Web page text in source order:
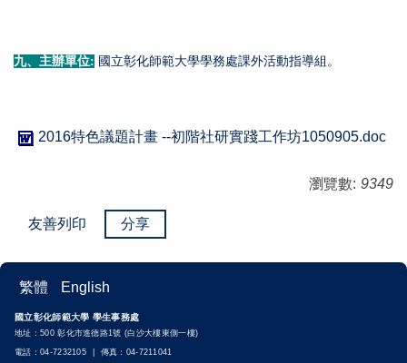
九、主辦單位: 國立彰化師範大學學務處課外活動指導組。
2016特色議題計畫 --初階社研實踐工作坊1050905.doc
瀏覽數: 9349
友善列印 分享
繁體 English
國立彰化師範大學 學生事務處
地址：500 彰化市進德路1號 (白沙大樓東側一樓)
電話：04-7232105 | 傳真：04-7211041